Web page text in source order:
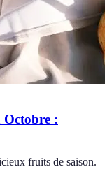
Octobre :
fruits de saison.